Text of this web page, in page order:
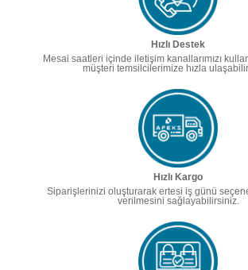
Hızlı Destek
Mesai saatleri içinde iletişim kanallarımızı
müşteri temsilcilerimize hızla
Hızlı Kargo
Siparişlerinizi oluşturarak ertesi iş günü
verilmesini sağlayabilirsiniz.